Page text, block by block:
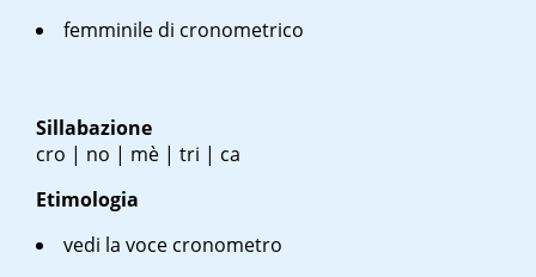
femminile di cronometrico
Sillabazione
cro | no | mè | tri | ca
Etimologia
vedi la voce cronometro